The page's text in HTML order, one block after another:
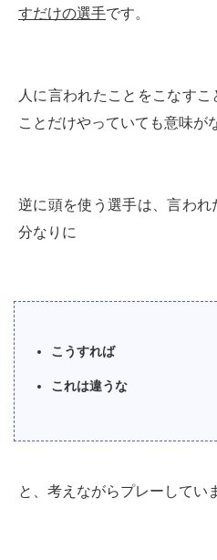
すだけの選手です。
人に言われたことをこなす
ことだけやっていても意味が
逆に頭を使う選手は、言わ
分なりに
こうすれば
これは違うな
と、考えながらプレーしてい